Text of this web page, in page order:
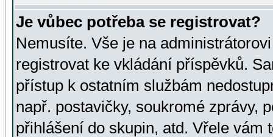
Je vůbec potřeba se registrovat?
Nemusíte. Vše je na
registrovat ke vkládání příspěvků.
přístup k ostatním službám
např. postavičky, soukromé zprávy,
přihlášení do skupin, atd. Vřele vám